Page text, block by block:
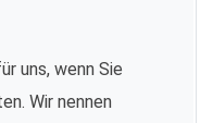
uns, wenn Sie
Wir nennen